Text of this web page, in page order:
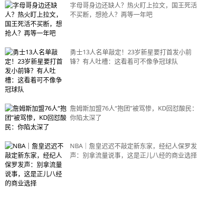
字母哥身边还缺人？热火盯上拉文，国王死活
不买断，想抢人？再等一年吧
勇士13人名单敲定！23岁新星要打首发小前
锋？有人吐槽：这看着可不像争冠球队
詹姆斯加盟76人“抱团”被骂惨，KD回怼酸民：
你陷太深了
NBA｜詹皇迟迟不敲定新东家，经纪人保罗发
声：别拿流量说事，这是正儿八经的商业选择